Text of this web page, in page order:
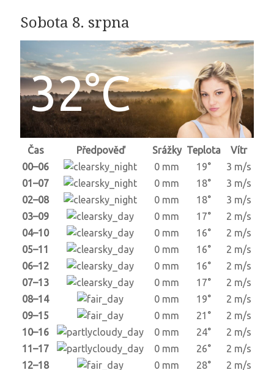
Sobota 8. srpna
32°C
Čas Předpověď Srážky Teplota
Vítr
00–06
0 mm 19°
3 m/s
01–07
0 mm 18°
3 m/s
02–08
0 mm 18°
3 m/s
03–09
0 mm 17°
2 m/s
04–10
0 mm 16°
2 m/s
05–11
0 mm 16°
2 m/s
06–12
0 mm 16°
2 m/s
07–13
0 mm 17°
2 m/s
08–14
0 mm 19°
2 m/s
09–15
0 mm 21°
2 m/s
10–16
0 mm 24°
2 m/s
11–17
0 mm 26°
2 m/s
12–18
0 mm 28° 2 m/s